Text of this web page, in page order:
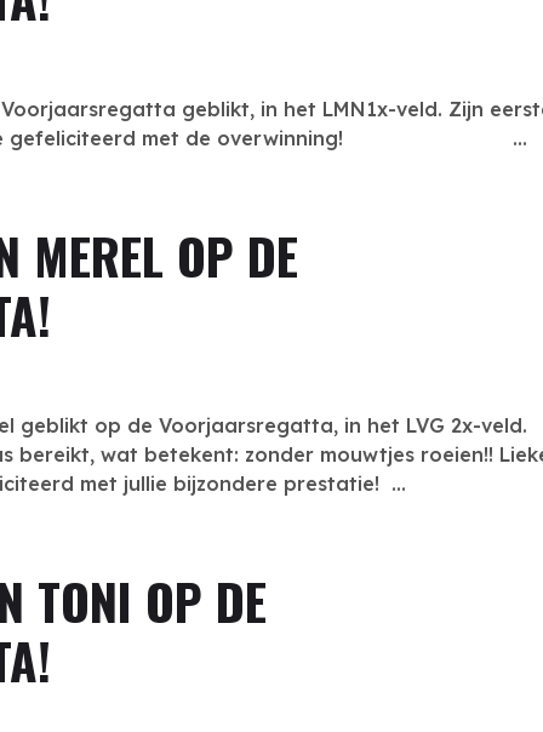
geblikt, in het LMN1x-veld. Zijn
harte gefeliciteerd met de overwinning! ...
MEREL OP DE
geblikt op de Voorjaarsregatta, in het LVG 2x-veld.
bereikt, wat betekent: zonder mouwtjes roeien!!
met jullie bijzondere prestatie! ...
TONI OP DE